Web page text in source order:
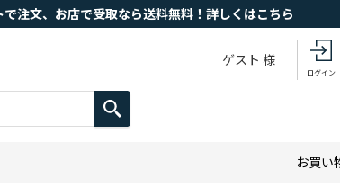
で注文、お店で受取なら送料無料！詳しくはこちら
ゲスト 様
ログイン
お買い